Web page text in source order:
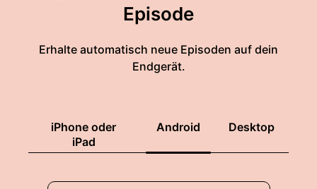
Episode
Erhalte automatisch neue Episoden auf dein
Endgerät.
iPhone oder
iPad
Android Desktop